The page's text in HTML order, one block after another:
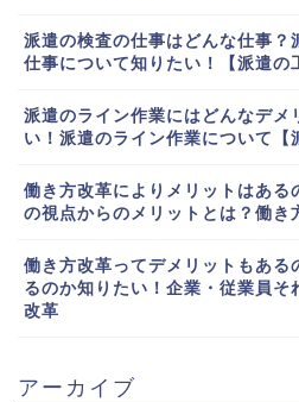
派遣の検査の仕事はどんな仕事？
仕事について知りたい！【派遣の
派遣のライン作業にはどんなデメ
い！派遣のライン作業について【
働き方改革によりメリットはある
の視点からのメリットとは？働き
働き方改革ってデメリットもある
るのか知りたい！企業・従業員そ
改革
アーカイブ